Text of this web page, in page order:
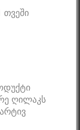
თვეში
ღილაკს